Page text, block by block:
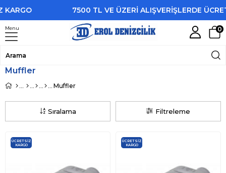
7500 TL VE ÜZERİ ALIŞVERİŞLERDE
Menu 0
Muffler
Muffler
Filtreleme
Sıralama
ÜCRETSIZ
KARGO
ÜCRETSIZ
KARGO